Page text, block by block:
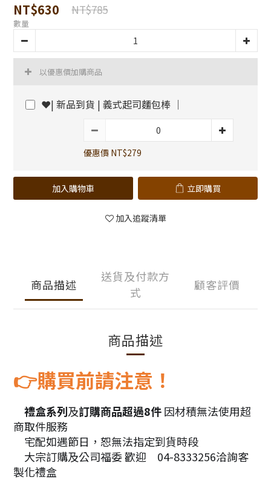
NT$630 NT$785
數量
以優惠價加購商品
❤️| 新品到貨 | 義式起司麵包棒 ｜
優惠價 NT$279
加入購物車 立即購買
加入追蹤清單
商品描述
送貨及付款方
式
顧客評價
商品描述
👉購買前請注意！
🎁禮盒系列及訂購商品超過8件因材積無法使用超
商取件服務
宅配如遇節日，恕無法指定到貨時段
大宗訂購及公司福委 歡迎
04-8333256洽詢客
製化禮盒